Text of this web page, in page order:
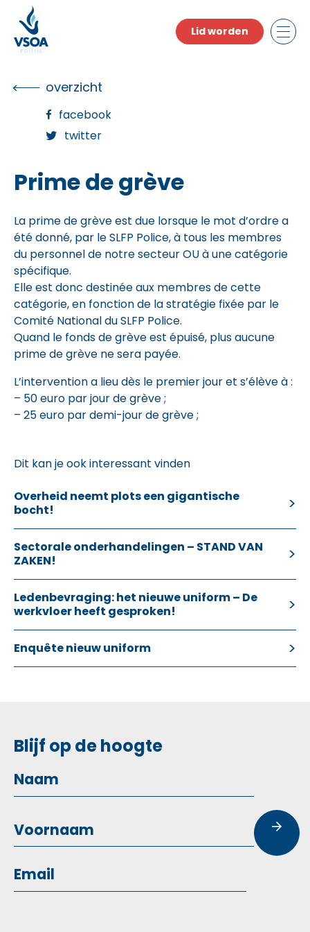
the
content
Lid worden
overzicht
facebook
twitter
Prime de grève
La prime de grève est due lorsque le mot d’ordre a
été donné, par le SLFP Police, à tous les membres
du personnel de notre secteur OU à une catégorie
spécifique.
Elle est donc destinée aux membres de cette
catégorie, en fonction de la stratégie fixée par le
Comité National du SLFP Police.
Quand le fonds de grève est épuisé, plus aucune
prime de grève ne sera payée.
L’intervention a lieu dès le premier jour et s’élève à :
– 50 euro par jour de grève ;
– 25 euro par demi-jour de grève ;
Dit kan je ook interessant vinden
Overheid neemt plots een gigantische
bocht!
Sectorale onderhandelingen – STAND VAN
ZAKEN!
Ledenbevraging: het nieuwe uniform – De
werkvloer heeft gesproken!
Enquête nieuw uniform
Blijf op de hoogte